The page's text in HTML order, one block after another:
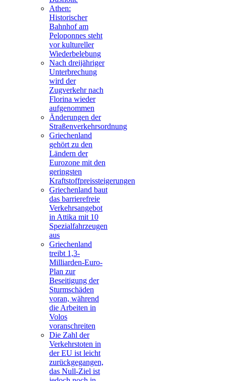
Athen:
Historischer
Bahnhof am
Peloponnes steht
vor kultureller
Wiederbelebung
Nach dreijähriger
Unterbrechung
wird der
Zugverkehr nach
Florina wieder
aufgenommen
Änderungen der
Straßenverkehrsordnung
Griechenland
gehört zu den
Ländern der
Eurozone mit den
geringsten
Kraftstoffpreissteigerungen
Griechenland baut
das barrierefreie
Verkehrsangebot
in Attika mit 10
Spezialfahrzeugen
aus
Griechenland
treibt 1,3-
Milliarden-Euro-
Plan zur
Beseitigung der
Sturmschäden
voran, während
die Arbeiten in
Volos
voranschreiten
Die Zahl der
Verkehrstoten in
der EU ist leicht
zurückgegangen,
das Null-Ziel ist